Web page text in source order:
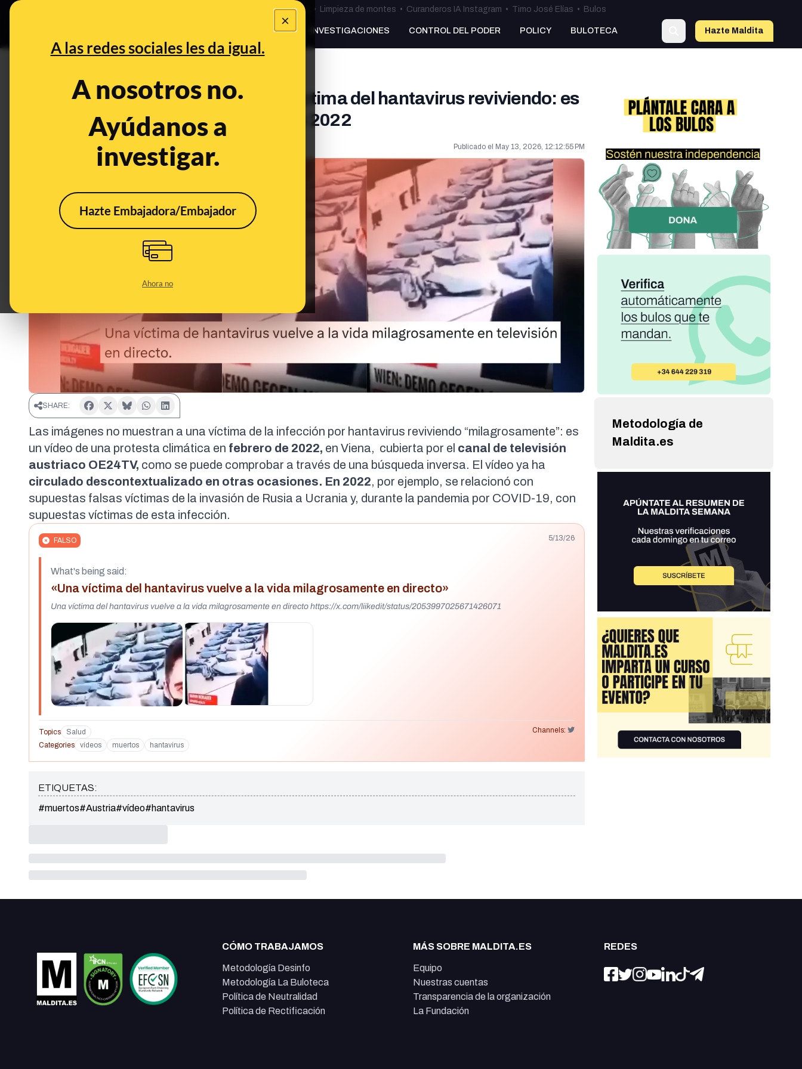
×
A las redes sociales les da igual.
A nosotros no.
Ayúdanos a
investigar.
Hazte Embajadora/Embajador
Ahora no
Bulos Ceuta • Limpieza de montes • Curanderos IA Instagram • Timo José Elías • Bulos
PREBUNKING INVESTIGACIONES CONTROL DEL PODER POLICY BULOTECA Hazte Maldita
No, este vídeo no muestra a una víctima del hantavirus reviviendo: es
una protesta climática en Viena en 2022
Publicado el May 13, 2026, 12:12:55 PM
FALSO
SHARE:
Las imágenes no muestran a una víctima de la infección por hantavirus reviviendo “milagrosamente”: es
un vídeo de una protesta climática en febrero de 2022, en Viena, cubierta por el canal de televisión
austriaco OE24TV, como se puede comprobar a través de una búsqueda inversa. El vídeo ya ha
circulado descontextualizado en otras ocasiones. En 2022, por ejemplo, se relacionó con
supuestas falsas víctimas de la invasión de Rusia a Ucrania y, durante la pandemia por COVID-19, con
supuestas víctimas de esta infección.
FALSO 5/13/26
What's being said:
«Una víctima del hantavirus vuelve a la vida milagrosamente en directo»
Una víctima del hantavirus vuelve a la vida milagrosamente en directo https://x.com/liikedit/status/2053997025671426071
Topics Salud
Channels:
Categories
vídeos muertos hantavirus
ETIQUETAS:
#muertos#Austria#vídeo#hantavirus
Metodología de
Maldita.es
CÓMO TRABAJAMOS
Metodología Desinfo
Metodología La Buloteca
Política de Neutralidad
Política de Rectificación
MÁS SOBRE MALDITA.ES
Equipo
Nuestras cuentas
Transparencia de la organización
La Fundación
REDES